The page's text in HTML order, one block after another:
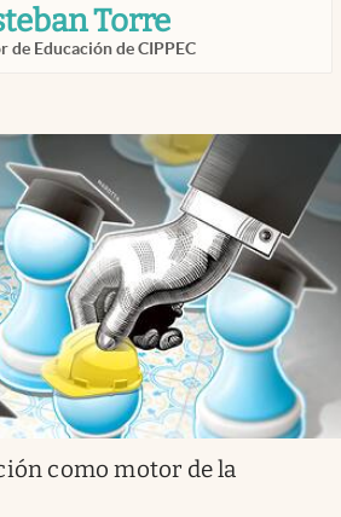
Torre
de Educación de CIPPEC
como motor de la